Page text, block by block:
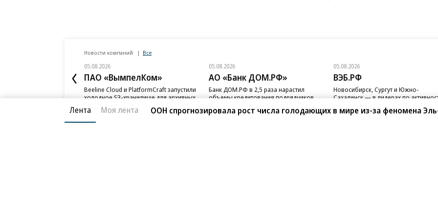
Новости компаний Все
05.08.2026
ПАО «ВымпелКом»
Beeline Cloud и PlatformCraft запустили
холодное S3-хранилище для архивных
данных бизнеса
05.08.2026
АО «Банк ДОМ.РФ»
Банк ДОМ.РФ в 2,5 раза нарастил
объемы кредитования подрядчиков
05.08.2026
ВЭБ.РФ
Новосибирск, Сургут и Южно-
Сахалинск — в лидерах по
Лента Моя лента ООН спрогнозировала рост числа голодающих в мире из-за феномена